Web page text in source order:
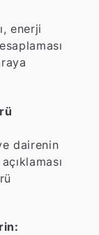
enerji
dairenin